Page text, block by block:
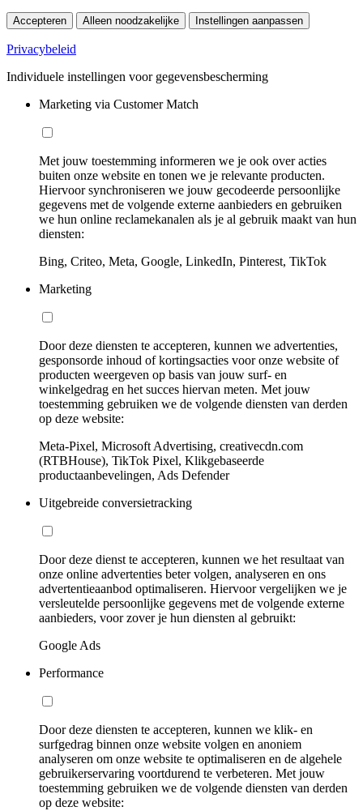
Accepteren Alleen noodzakelijke Instellingen aanpassen
Privacybeleid
Individuele instellingen voor gegevensbescherming
Marketing via Customer Match
Met jouw toestemming informeren we je ook over acties
buiten onze website en tonen we je relevante producten.
Hiervoor synchroniseren we jouw gecodeerde persoonlijke
gegevens met de volgende externe aanbieders en gebruiken
we hun online reclamekanalen als je al gebruik maakt van hun
diensten:
Bing, Criteo, Meta, Google, LinkedIn, Pinterest, TikTok
Marketing
Door deze diensten te accepteren, kunnen we advertenties,
gesponsorde inhoud of kortingsacties voor onze website of
producten weergeven op basis van jouw surf- en
winkelgedrag en het succes hiervan meten. Met jouw
toestemming gebruiken we de volgende diensten van derden
op deze website:
Meta-Pixel, Microsoft Advertising, creativecdn.com
(RTBHouse), TikTok Pixel, Klikgebaseerde
productaanbevelingen, Ads Defender
Uitgebreide conversietracking
Door deze dienst te accepteren, kunnen we het resultaat van
onze online advertenties beter volgen, analyseren en ons
advertentieaanbod optimaliseren. Hiervoor vergelijken we je
versleutelde persoonlijke gegevens met de volgende externe
aanbieders, voor zover je hun diensten al gebruikt:
Google Ads
Performance
Door deze diensten te accepteren, kunnen we klik- en
surfgedrag binnen onze website volgen en anoniem
analyseren om onze website te optimaliseren en de algehele
gebruikerservaring voortdurend te verbeteren. Met jouw
toestemming gebruiken we de volgende diensten van derden
op deze website: